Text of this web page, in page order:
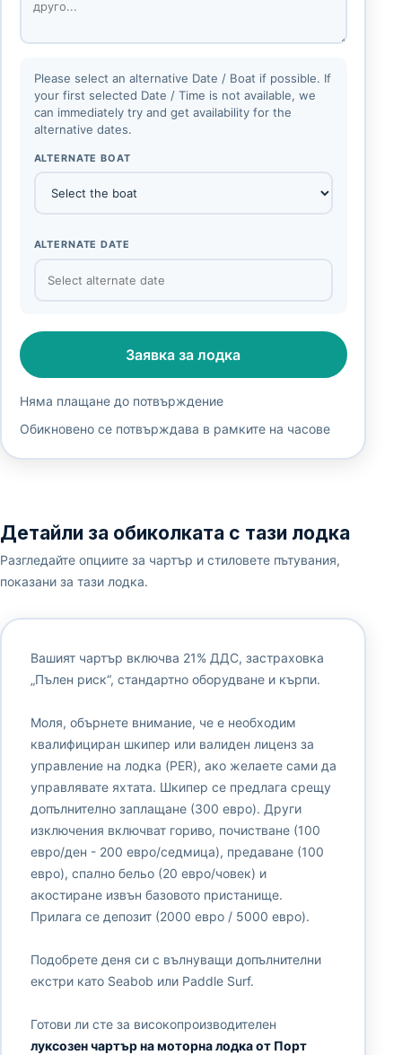
Please select an alternative Date / Boat if possible. If
your first selected Date / Time is not available, we
can immediately try and get availability for the
alternative dates.
ALTERNATE BOAT
ALTERNATE DATE
Заявка за лодка
Няма плащане до потвърждение
Обикновено се потвърждава в рамките на часове
Детайли за обиколката с тази лодка
Разгледайте опциите за чартър и стиловете пътувания,
показани за тази лодка.
Вашият чартър включва 21% ДДС, застраховка
„Пълен риск“, стандартно оборудване и кърпи.
Моля, обърнете внимание, че е необходим
квалифициран шкипер или валиден лиценз за
управление на лодка (PER), ако желаете сами да
управлявате яхтата. Шкипер се предлага срещу
допълнително заплащане (300 евро). Други
изключения включват гориво, почистване (100
евро/ден - 200 евро/седмица), предаване (100
евро), спално бельо (20 евро/човек) и
акостиране извън базовото пристанище.
Прилага се депозит (2000 евро / 5000 евро).
Подобрете деня си с вълнуващи допълнителни
екстри като Seabob или Paddle Surf.
Готови ли сте за високопроизводителен
луксозен чартър на моторна лодка от Порт